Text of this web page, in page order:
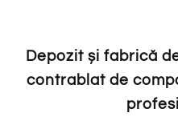
Depozit și fabrică
contrablat de